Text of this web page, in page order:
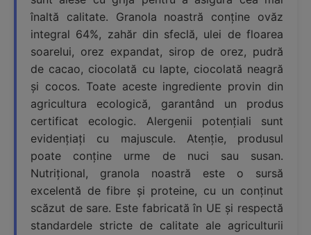
înaltă calitate. Granola noastră conține ovăz
integral 64%, zahăr din sfeclă, ulei de floarea
soarelui, orez expandat, sirop de orez, pudră
de cacao, ciocolată cu lapte, ciocolată neagră
și cocos. Toate aceste ingrediente provin din
agricultura ecologică, garantând un produs
certificat ecologic. Alergenii potențiali sunt
evidențiați cu majuscule. Atenție, produsul
poate conține urme de nuci sau susan.
Nutrițional, granola noastră este o sursă
excelentă de fibre și proteine, cu un conținut
scăzut de sare. Este fabricată în UE și respectă
standardele stricte de calitate ale agriculturii